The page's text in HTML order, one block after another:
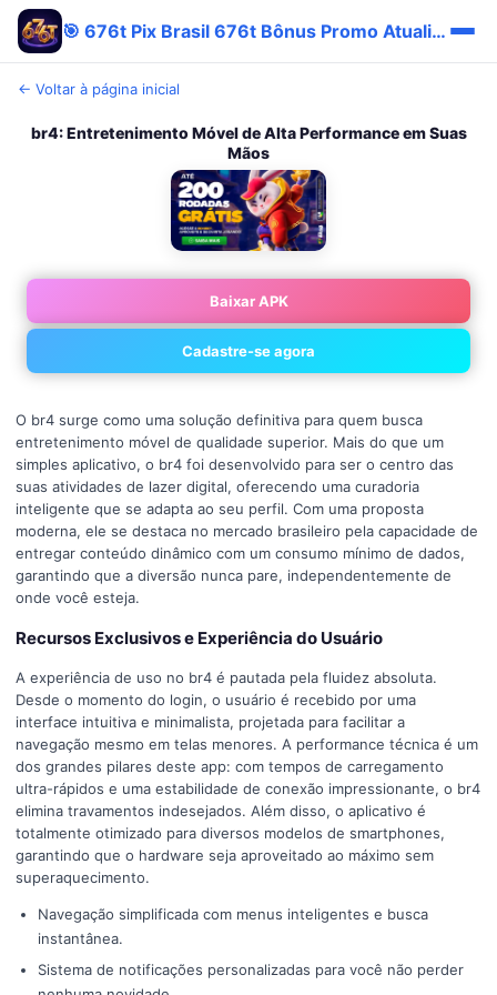
🎯 676t Pix Brasil 676t Bônus Promo Atualizado
← Voltar à página inicial
br4: Entretenimento Móvel de Alta Performance em Suas
Mãos
Baixar APK
Cadastre-se agora
O br4 surge como uma solução definitiva para quem busca
entretenimento móvel de qualidade superior. Mais do que um
simples aplicativo, o br4 foi desenvolvido para ser o centro das
suas atividades de lazer digital, oferecendo uma curadoria
inteligente que se adapta ao seu perfil. Com uma proposta
moderna, ele se destaca no mercado brasileiro pela capacidade de
entregar conteúdo dinâmico com um consumo mínimo de dados,
garantindo que a diversão nunca pare, independentemente de
onde você esteja.
Recursos Exclusivos e Experiência do Usuário
A experiência de uso no br4 é pautada pela fluidez absoluta.
Desde o momento do login, o usuário é recebido por uma
interface intuitiva e minimalista, projetada para facilitar a
navegação mesmo em telas menores. A performance técnica é um
dos grandes pilares deste app: com tempos de carregamento
ultra-rápidos e uma estabilidade de conexão impressionante, o br4
elimina travamentos indesejados. Além disso, o aplicativo é
totalmente otimizado para diversos modelos de smartphones,
garantindo que o hardware seja aproveitado ao máximo sem
superaquecimento.
Navegação simplificada com menus inteligentes e busca
instantânea.
Sistema de notificações personalizadas para você não perder